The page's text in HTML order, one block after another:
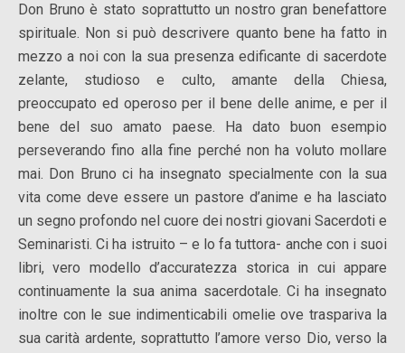
Don Bruno è stato soprattutto un nostro gran benefattore
spirituale. Non si può descrivere quanto bene ha fatto in
mezzo a noi con la sua presenza edificante di sacerdote
zelante, studioso e culto, amante della Chiesa,
preoccupato ed operoso per il bene delle anime, e per il
bene del suo amato paese. Ha dato buon esempio
perseverando fino alla fine perché non ha voluto mollare
mai. Don Bruno ci ha insegnato specialmente con la sua
vita come deve essere un pastore d’anime e ha lasciato
un segno profondo nel cuore dei nostri giovani Sacerdoti e
Seminaristi. Ci ha istruito – e lo fa tuttora- anche con i suoi
libri, vero modello d’accuratezza storica in cui appare
continuamente la sua anima sacerdotale. Ci ha insegnato
inoltre con le sue indimenticabili omelie ove traspariva la
sua carità ardente, soprattutto l’amore verso Dio, verso la